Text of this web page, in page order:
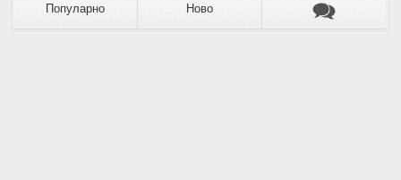
Популарно Ново